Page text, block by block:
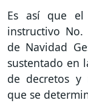
Es así que el
instructivo
de Navidad
sustentado en
de decretos y
que se